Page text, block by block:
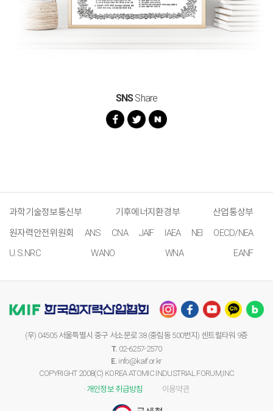
SNSShare
과학기술정보통신부 기후에너지환경부
산업통상부
원자력안전위원회
ANS CNA JAIF IAEA NEI
OECD/NEA
U.S.NRC
WANO WNA EANF
(우) 04505 서울특별시 중구 서소문로 38 (중림동 500번지) 센트럴타워 9층
T. 02-6257-2570
E. info@kaif.or.kr
COPYRIGHT 2008(C) KOREA ATOMIC INDUSTRIAL FORUM,INC
· 개인정보 취급방침
· 이용약관